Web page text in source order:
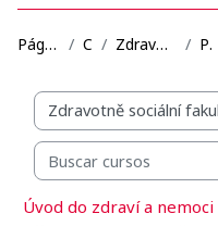
Página Principal Cursos Zdravotně sociální fakulta Projekty
Categorías
Buscar cursos
Úvod do zdraví a nemoci